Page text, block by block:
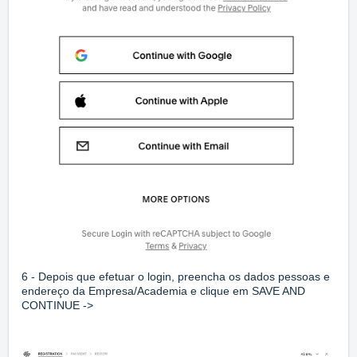
6 - Depois que efetuar o login, preencha os dados pessoas e
endereço da Empresa/Academia e clique em SAVE AND
CONTINUE ->